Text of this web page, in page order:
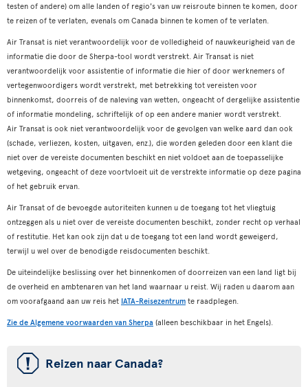
testen of andere) om alle landen of regio's van uw reisroute binnen te komen, door
te reizen of te verlaten, evenals om Canada binnen te komen of te verlaten.
Air Transat is niet verantwoordelijk voor de volledigheid of nauwkeurigheid van de
informatie die door de Sherpa-tool wordt verstrekt. Air Transat is niet
verantwoordelijk voor assistentie of informatie die hier of door werknemers of
vertegenwoordigers wordt verstrekt, met betrekking tot vereisten voor
binnenkomst, doorreis of de naleving van wetten, ongeacht of dergelijke assistentie
of informatie mondeling, schriftelijk of op een andere manier wordt verstrekt.
Air Transat is ook niet verantwoordelijk voor de gevolgen van welke aard dan ook
(schade, verliezen, kosten, uitgaven, enz.), die worden geleden door een klant die
niet over de vereiste documenten beschikt en niet voldoet aan de toepasselijke
wetgeving, ongeacht of deze voortvloeit uit de verstrekte informatie op deze pagina
of het gebruik ervan.
Air Transat of de bevoegde autoriteiten kunnen u de toegang tot het vliegtuig
ontzeggen als u niet over de vereiste documenten beschikt, zonder recht op verhaal
of restitutie. Het kan ook zijn dat u de toegang tot een land wordt geweigerd,
terwijl u wel over de benodigde reisdocumenten beschikt.
De uiteindelijke beslissing over het binnenkomen of doorreizen van een land ligt bij
de overheid en ambtenaren van het land waarnaar u reist. Wij raden u daarom aan
om voorafgaand aan uw reis het IATA-Reisezentrum te raadplegen.
Zie de Algemene voorwaarden van Sherpa (alleen beschikbaar in het Engels).
ü Reizen naar Canada?